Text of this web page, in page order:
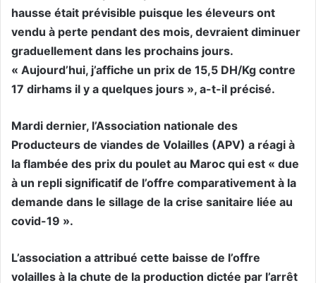
hausse était prévisible puisque les éleveurs ont
vendu à perte pendant des mois, devraient diminuer
graduellement dans les prochains jours.
« Aujourd’hui, j’affiche un prix de 15,5 DH/Kg contre
17 dirhams il y a quelques jours », a-t-il précisé.
Mardi dernier, l’Association nationale des
Producteurs de viandes de Volailles (APV) a réagi à
la flambée des prix du poulet au Maroc qui est « due
à un repli significatif de l’offre comparativement à la
demande dans le sillage de la crise sanitaire liée au
covid-19 ».
L’association a attribué cette baisse de l’offre
volailles à la chute de la production dictée par l’arrêt